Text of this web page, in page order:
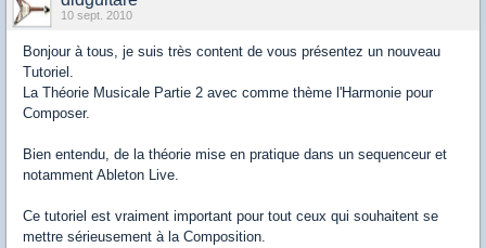
10 sept. 2010
Bonjour à tous, je suis très content de vous présentez un nouveau
Tutoriel.
La Théorie Musicale Partie 2 avec comme thème l'Harmonie pour
Composer.
Bien entendu, de la théorie mise en pratique dans un sequenceur et
notamment Ableton Live.
Ce tutoriel est vraiment important pour tout ceux qui souhaitent se
mettre sérieusement à la Composition.